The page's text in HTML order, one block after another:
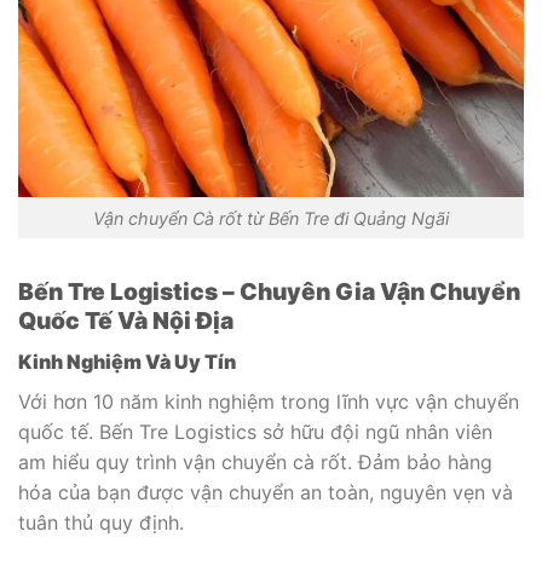
Vận chuyển Cà rốt từ Bến Tre đi Quảng Ngãi
Bến Tre Logistics – Chuyên Gia Vận Chuyển
Quốc Tế Và Nội Địa
Kinh Nghiệm Và Uy Tín
Với hơn 10 năm kinh nghiệm trong lĩnh vực vận chuyển
quốc tế. Bến Tre Logistics sở hữu đội ngũ nhân viên
am hiểu quy trình vận chuyển cà rốt. Đảm bảo hàng
hóa của bạn được vận chuyển an toàn, nguyên vẹn và
tuân thủ quy định.